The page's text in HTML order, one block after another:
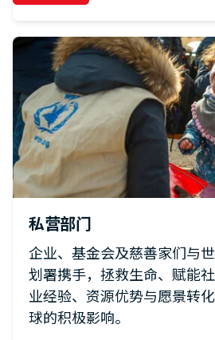
私营部门
企业、基金会及慈善家们与
划署携手，拯救生命、赋能
业经验、资源优势与愿景转
球的积极影响。